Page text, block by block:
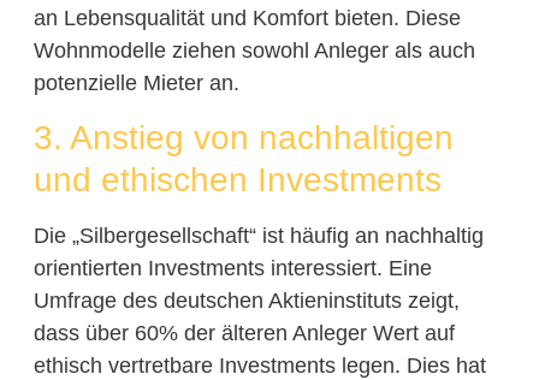
an Lebensqualität und Komfort bieten. Diese
Wohnmodelle ziehen sowohl Anleger als auch
potenzielle Mieter an.
3. Anstieg von nachhaltigen
und ethischen Investments
Die „Silbergesellschaft“ ist häufig an nachhaltig
orientierten Investments interessiert. Eine
Umfrage des deutschen Aktieninstituts zeigt,
dass über 60% der älteren Anleger Wert auf
ethisch vertretbare Investments legen. Dies hat